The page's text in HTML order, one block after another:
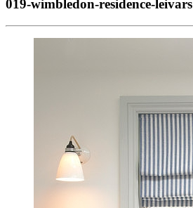
019-wimbledon-residence-leivars